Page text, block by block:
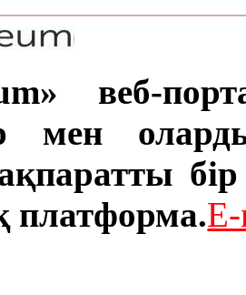
веб-
мен
бір
платформа.